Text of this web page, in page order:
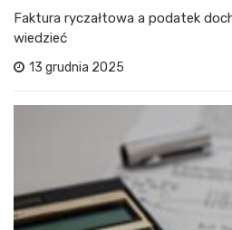
Faktura ryczałtowa a podatek
wiedzieć
13 grudnia 2025